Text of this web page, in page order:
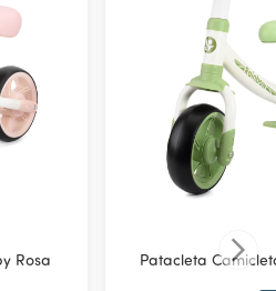
Rosa Patacleta